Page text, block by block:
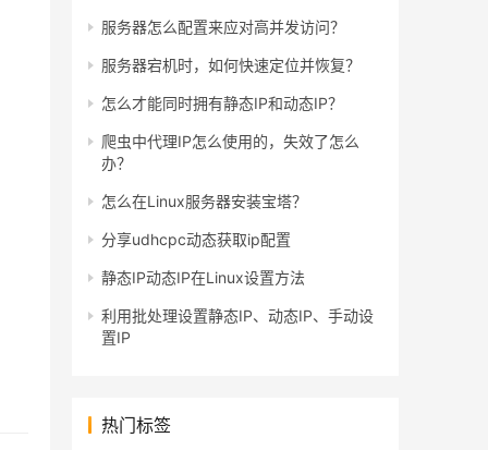
服务器怎么配置来应对高并发访问？
服务器宕机时，如何快速定位并恢复？
怎么才能同时拥有静态IP和动态IP？
爬虫中代理IP怎么使用的，失效了怎么
办？
怎么在Linux服务器安装宝塔？
分享udhcpc动态获取ip配置
静态IP动态IP在Linux设置方法
利用批处理设置静态IP、动态IP、手动设
置IP
热门标签